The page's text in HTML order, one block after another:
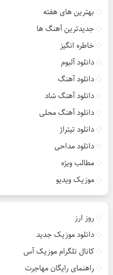
بهترین های هفته
جدیدترین آهنگ ها
خاطره انگیز
دانلود آلبوم
دانلود آهنگ
دانلود آهنگ شاد
دانلود آهنگ محلی
دانلود تیتراژ
دانلود مداحی
مطالب ویژه
موزیک ویدیو
روز ارز
دانلود موزیک جدید
کانال تلگرام موزیک آس
راهنمای رایگان مهاجرت